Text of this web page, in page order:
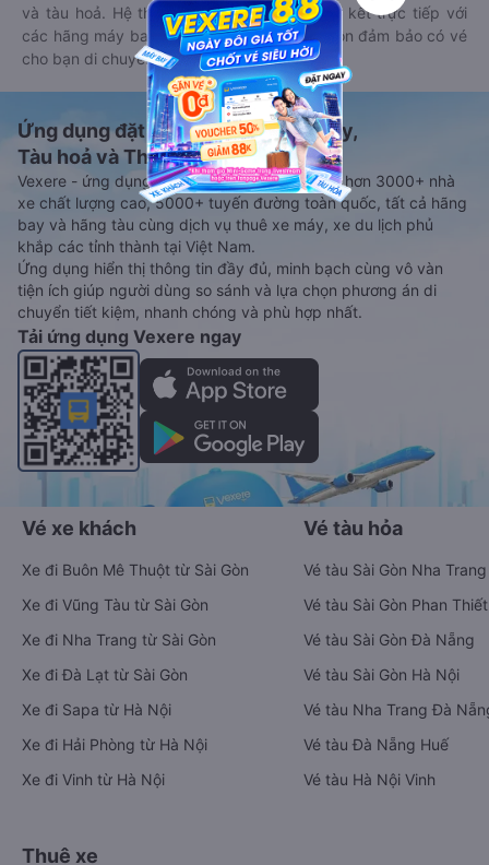
và tàu hoả. Hệ thống của Goyolo được liên kết trực tiếp với
các hãng máy bay, xe khách và tàu hoả, luôn đảm bảo có vé
cho bạn di chuyển.
Ứng dụng đặt vé Xe khách, Máy bay,
Tàu hoả và Thuê xe
Vexere - ứng dụng đặt vé đa phương tiện với hơn 3000+ nhà
xe chất lượng cao, 5000+ tuyến đường toàn quốc, tất cả hãng
bay và hãng tàu cùng dịch vụ thuê xe máy, xe du lịch phủ
khắp các tỉnh thành tại Việt Nam.
Ứng dụng hiển thị thông tin đầy đủ, minh bạch cùng vô vàn
tiện ích giúp người dùng so sánh và lựa chọn phương án di
chuyển tiết kiệm, nhanh chóng và phù hợp nhất.
Tải ứng dụng Vexere ngay
Vé xe khách
Xe đi Buôn Mê Thuột từ Sài Gòn
Xe đi Vũng Tàu từ Sài Gòn
Xe đi Nha Trang từ Sài Gòn
Xe đi Đà Lạt từ Sài Gòn
Xe đi Sapa từ Hà Nội
Xe đi Hải Phòng từ Hà Nội
Xe đi Vinh từ Hà Nội
Vé tàu hỏa
Vé tàu Sài Gòn Nha Trang
Vé tàu Sài Gòn Phan Thiết
Vé tàu Sài Gòn Đà Nẵng
Vé tàu Sài Gòn Hà Nội
Vé tàu Nha Trang Đà
Vé tàu Đà Nẵng Huế
Vé tàu Hà Nội Vinh
Thuê xe